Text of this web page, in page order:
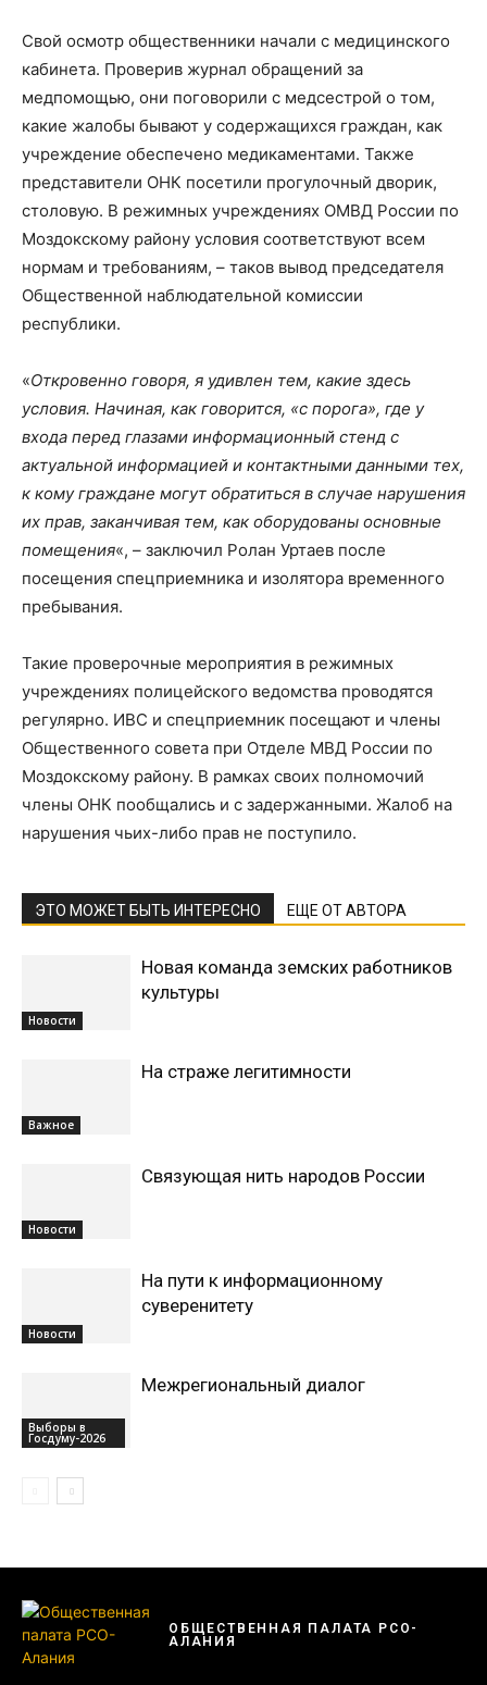
Свой осмотр общественники начали с медицинского
кабинета. Проверив журнал обращений за
медпомощью, они поговорили с медсестрой о том,
какие жалобы бывают у содержащихся граждан, как
учреждение обеспечено медикаментами. Также
представители ОНК посетили прогулочный дворик,
столовую. В режимных учреждениях ОМВД России по
Моздокскому району условия соответствуют всем
нормам и требованиям, – таков вывод председателя
Общественной наблюдательной комиссии
республики.
«Откровенно говоря, я удивлен тем, какие здесь
условия. Начиная, как говорится, «с порога», где у
входа перед глазами информационный стенд с
актуальной информацией и контактными данными тех,
к кому граждане могут обратиться в случае нарушения
их прав, заканчивая тем, как оборудованы основные
помещения«, – заключил Ролан Уртаев после
посещения спецприемника и изолятора временного
пребывания.
Такие проверочные мероприятия в режимных
учреждениях полицейского ведомства проводятся
регулярно. ИВС и спецприемник посещают и члены
Общественного совета при Отделе МВД России по
Моздокскому району. В рамках своих полномочий
члены ОНК пообщались и с задержанными. Жалоб на
нарушения чьих-либо прав не поступило.
ЭТО МОЖЕТ БЫТЬ ИНТЕРЕСНО ЕЩЕ ОТ АВТОРА
Новости
Новая команда земских работников
культуры
Важное
На страже легитимности
Новости
Связующая нить народов России
Новости
На пути к информационному
суверенитету
Выборы в
Госдуму-2026
Межрегиональный диалог
ОБЩЕСТВЕННАЯ ПАЛАТА РСО-
АЛАНИЯ